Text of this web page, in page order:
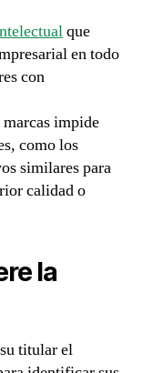
que
en todo
con
impide
como los
similares para
calidad o
la
titular el